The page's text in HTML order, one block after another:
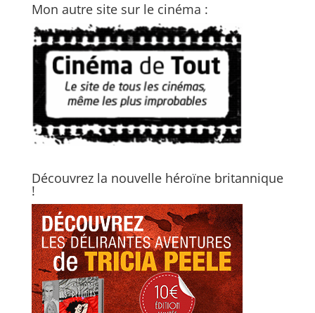
Mon autre site sur le cinéma :
Découvrez la nouvelle héroïne britannique
!